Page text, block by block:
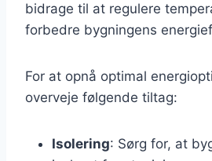
bidrage til at regulere
forbedre bygningens
For at opnå optimal
overveje følgende tiltag:
Isolering: Sørg for, at